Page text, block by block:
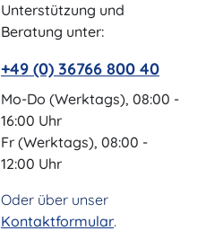
Unterstützung und
Beratung unter:
+49 (0) 36766 800 40
Mo-Do (Werktags), 08:00 -
16:00 Uhr
Fr (Werktags), 08:00 -
12:00 Uhr
Oder über unser
Kontaktformular.